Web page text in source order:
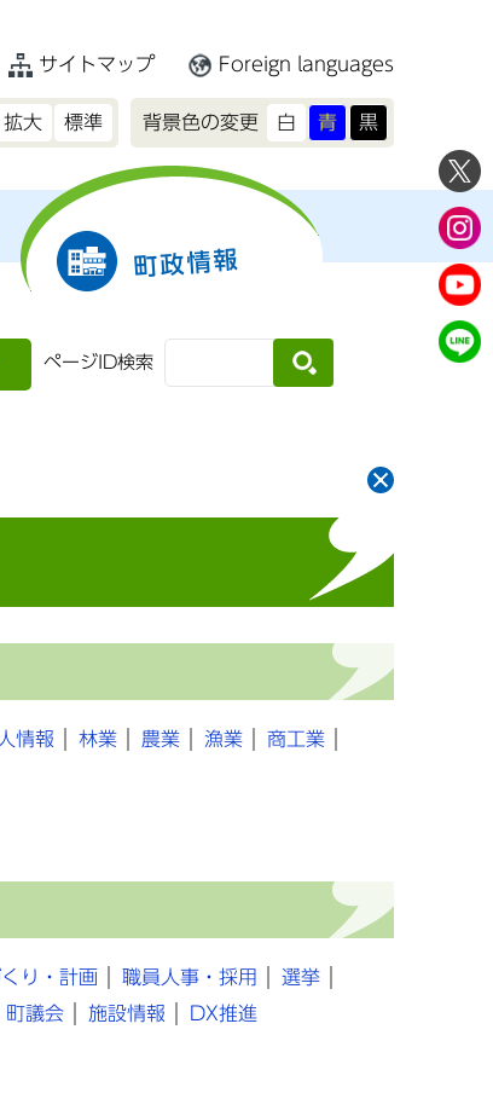
サイトマップ Foreign languages
拡大 標準 背景色の変更 白 青 黒
町政情報
ページID検索
情報 林業 農業 漁業
商工業
り・計画 職員人事・採用
選挙
町議会 施設情報 DX推進